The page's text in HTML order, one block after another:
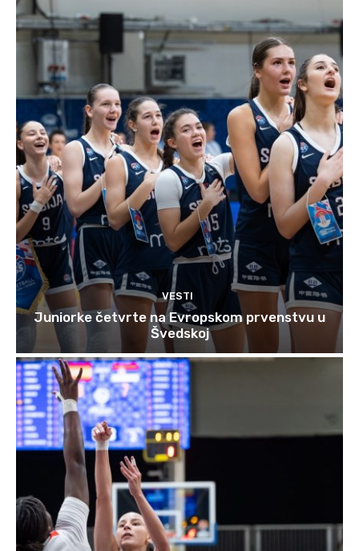
VESTI
Juniorke četvrte na Evropskom prvenstvu u
Švedskoj